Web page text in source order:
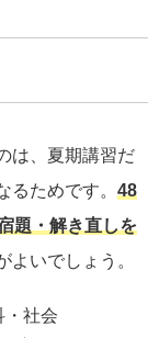
は、夏期講習だ
るためです。 48
題・解き直しを
よいでしょう。
・社会